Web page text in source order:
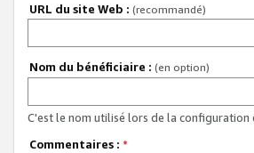
URL du site Web : (recommandé)
Nom du bénéficiaire : (en option)
C'est le nom utilisé lors de la
Commentaires : *